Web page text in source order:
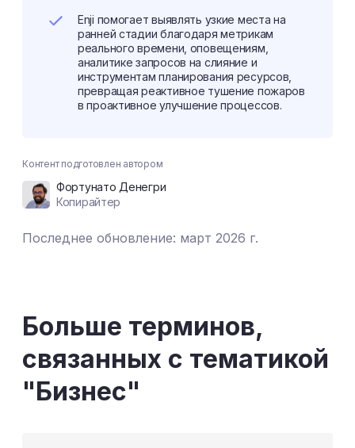
Enji помогает выявлять узкие места на
ранней стадии благодаря метрикам
реального времени, оповещениям,
аналитике запросов на слияние и
инструментам планирования ресурсов,
превращая реактивное тушение пожаров
в проактивное улучшение процессов.
Контент подготовлен автором
Фортунато Денегри
Копирайтер
Последнее обновление: март 2026 г.
Больше терминов,
связанных с тематикой
"Бизнес"